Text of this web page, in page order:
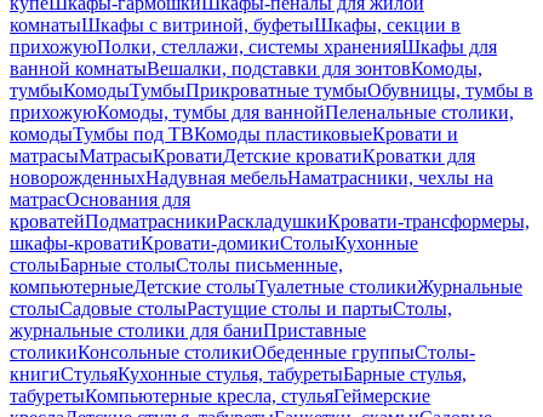
комнатыШкафы с витриной, буфетыШкафы, секции в
прихожуюПолки, стеллажи, системы храненияШкафы для
ванной комнатыВешалки, подставки для зонтовКомоды,
тумбыКомодыТумбыПрикроватные тумбыОбувницы, тумбы в
прихожуюКомоды, тумбы для ваннойПеленальные столики,
комодыТумбы под ТВКомоды пластиковыеКровати и
матрасыМатрасыКроватиДетские кроватиКроватки для
новорожденныхНадувная мебельНаматрасники, чехлы на
матрасОснования для
кроватейПодматрасникиРаскладушкиКровати-трансформеры,
шкафы-кроватиКровати-домикиСтолыКухонные
столыБарные столыСтолы письменные,
компьютерныеДетские столыТуалетные столикиЖурнальные
столыСадовые столыРастущие столы и партыСтолы,
журнальные столики для баниПриставные
столикиКонсольные столикиОбеденные группыСтолы-
книгиСтульяКухонные стулья, табуретыБарные стулья,
табуретыКомпьютерные кресла, стульяГеймерские